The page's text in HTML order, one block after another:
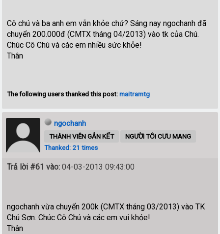
Cô chú và ba anh em vẫn khỏe chứ? Sáng nay ngochanh đã
chuyển 200.000đ (CMTX tháng 04/2013) vào tk của Chú.
Chúc Cô Chú và các em nhiều sức khỏe!
Thân
The following users thanked this post:maitramtg
ngochanh
THÀNH VIÊN GẮN KẾT
NGƯỜI TÔI CƯU MANG
Thanked: 21 times
Trả lời #61 vào: 04-03-2013 09:43:00
ngochanh vừa chuyển 200k (CMTX tháng 03/2013) vào TK
Chú Sơn. Chúc Cô Chú và các em vui khỏe!
Thân